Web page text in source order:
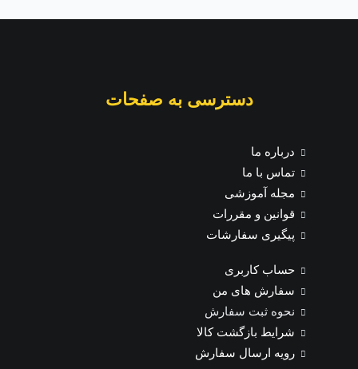
دسترسی به صفحات
درباره ما
تماس با ما
مجله آموزشی
قوانین و مقررات
پیگیری سفارشات
حساب کاربری
سفارش های من
نحوه ثبت سفارش
شرایط بازگشت کالا
رویه ارسال سفارش